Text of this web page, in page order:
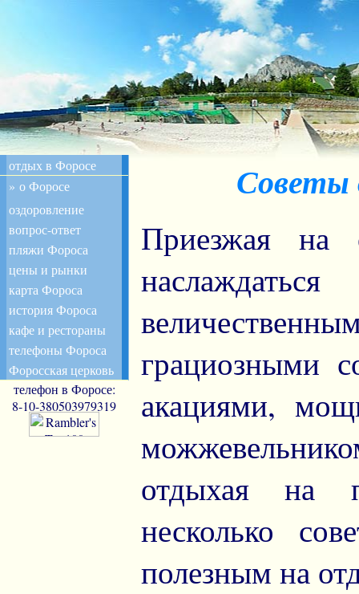
Приезжая
грациозными
акациями,
отдыхая на
несколько
полезным на
отдых в Форосе
» о Форосе
оздоровление
вопрос-ответ
пляжи Фороса
цены и рынки
карта Фороса
история Фороса
кафе и рестораны
телефоны Фороса
Форосская церковь
телефон в Форосе:
8-10-380503979319